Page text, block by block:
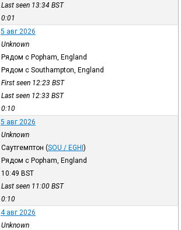
Last seen 13:34 BST
0:01
5 авг 2026
Unknown
Рядом с Popham, England
Рядом с Southampton, England
First seen 12:23 BST
Last seen 12:33 BST
0:10
5 авг 2026
Unknown
Саутгемптон (SOU / EGHI)
Рядом с Popham, England
10:49 BST
Last seen 11:00 BST
0:10
4 авг 2026
Unknown